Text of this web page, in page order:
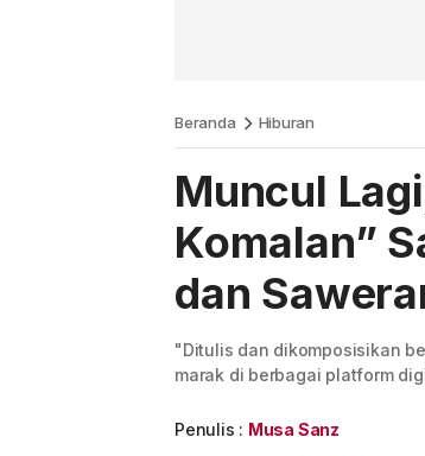
Beranda Hiburan
Muncul
Komalan”
dan
"Ditulis dan dikomposisikan
marak di berbagai platform
Penulis : Musa Sanz